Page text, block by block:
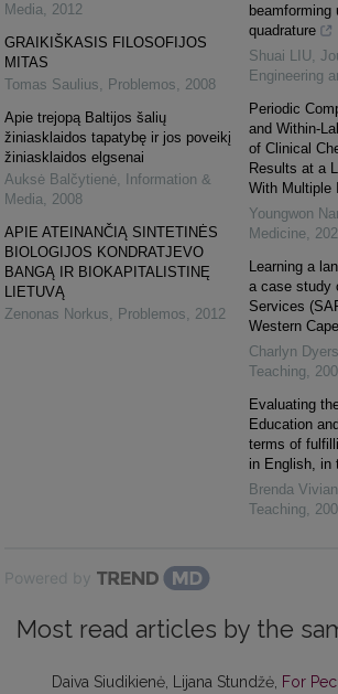
Media, 2012
GRAIKIŠKASIS FILOSOFIJOS
MITAS
Tomas Saulius, Problemos, 2008
Apie trejopą Baltijos šalių
žiniasklaidos tapatybę ir jos poveikį
žiniasklaidos elgsenai
Auksė Balčytienė,
Information &
Media, 2008
APIE ATEINANČIĄ SINTETINĖS
BIOLOGIJOS KONDRATJEVO
BANGĄ IR BIOKAPITALISTINĘ
LIETUVĄ
Zenonas Norkus, Problemos, 2012
beamforming
quadrature
Shuai LIU,
Engineering
Periodic
and Within-
of Clinical
Results at a
With Multiple
Youngwon
Medicine,
Learning a
a case study
Services
Western Cape
Charlyn Dyers
Teaching,
Evaluating
Education
terms of
in English, in
Brenda Vivian
Teaching,
Powered by
Most read articles by the
Daiva Siudikienė, Lijana Stundžė, For